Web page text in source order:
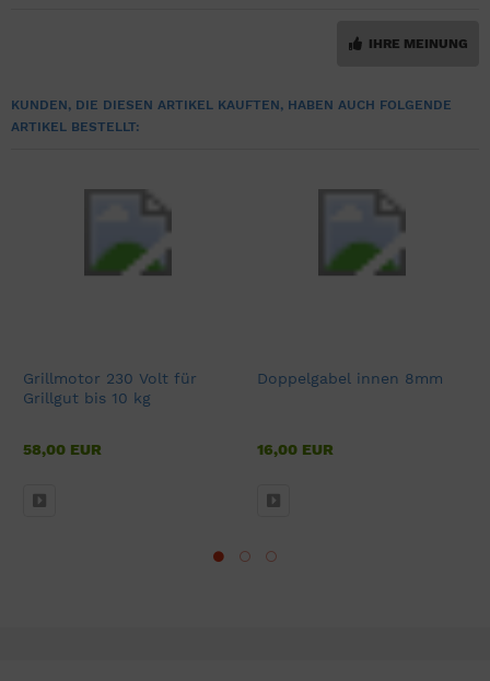
IHRE MEINUNG
KUNDEN, DIE DIESEN ARTIKEL KAUFTEN, HABEN AUCH FOLGENDE
ARTIKEL BESTELLT:
Grillmotor 230 Volt für
Grillgut bis 10 kg
58,00 EUR
Doppelgabel innen 8mm
16,00 EUR